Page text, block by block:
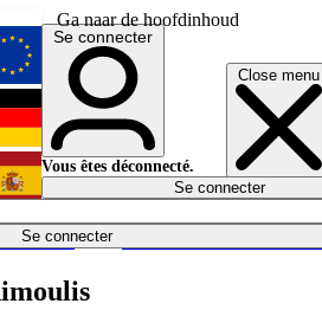
Ga naar de hoofdinhoud
Close menu
Se connecter
Économie
English
Deutsch
Español
Se connecter
Vous êtes déconnecté.
Se connecter